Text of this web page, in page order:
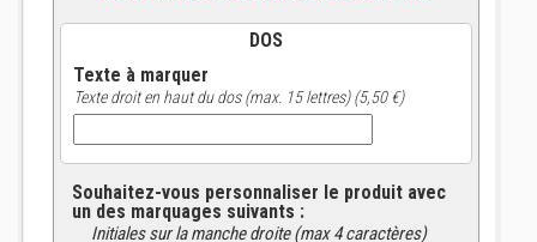
DOS
Texte à marquer
Texte droit en haut du dos (max. 15 lettres) (5,50 €)
Souhaitez-vous personnaliser le produit avec
un des marquages suivants :
Initiales sur la manche droite (max 4 caractères)